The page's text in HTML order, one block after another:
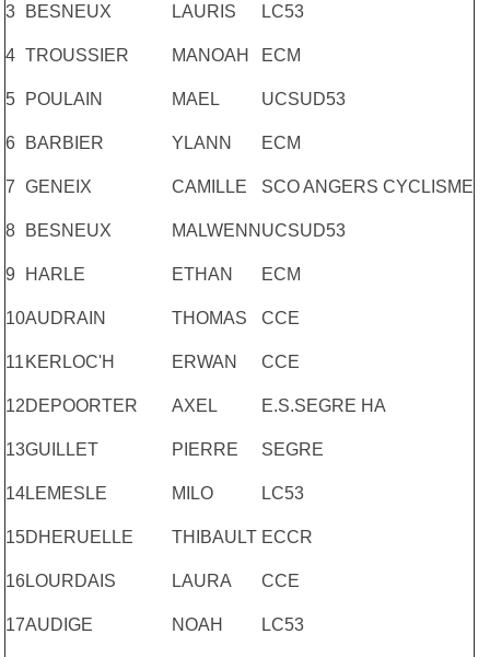
3 BESNEUX LAURIS LC53
4 TROUSSIER MANOAH ECM
5 POULAIN MAEL UCSUD53
6 BARBIER YLANN ECM
7 GENEIX CAMILLE SCO ANGERS CYCLISME
8 BESNEUX MALWENN UCSUD53
9 HARLE ETHAN ECM
10AUDRAIN THOMAS CCE
11 KERLOC'H ERWAN CCE
12DEPOORTER AXEL E.S.SEGRE HA
13GUILLET PIERRE SEGRE
14LEMESLE MILO LC53
15DHERUELLE THIBAULT ECCR
16LOURDAIS LAURA CCE
17AUDIGE NOAH LC53